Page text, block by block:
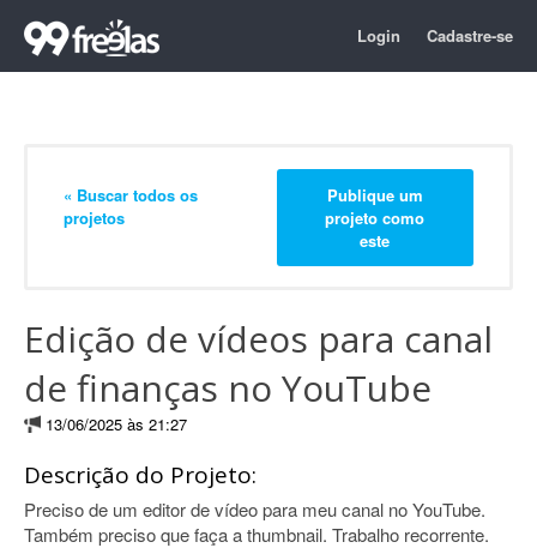
Login Cadastre-se
« Buscar todos os
projetos
Publique um
projeto como
este
Edição de vídeos para canal
de finanças no YouTube
13/06/2025 às 21:27
Descrição do Projeto:
Preciso de um editor de vídeo para meu canal no YouTube.
Também preciso que faça a thumbnail. Trabalho recorrente.